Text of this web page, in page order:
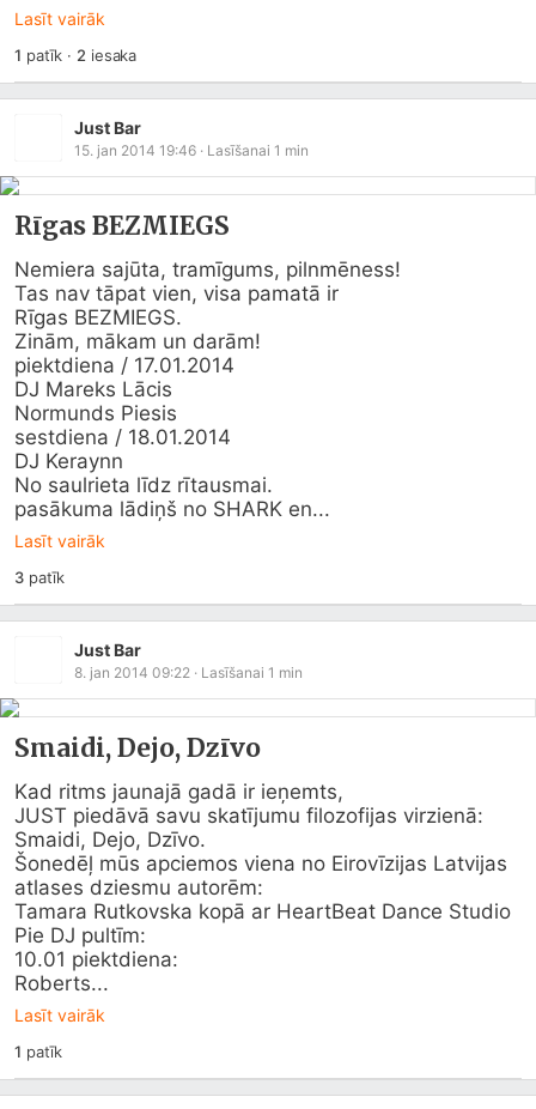
Lasīt vairāk
1 patīk · 2 iesaka
Just Bar
15. jan 2014 19:46 · Lasīšanai 1 min
Rīgas BEZMIEGS
Nemiera sajūta, tramīgums, pilnmēness!
Tas nav tāpat vien, visa pamatā ir
Rīgas BEZMIEGS.
Zinām, mākam un darām!
piektdiena / 17.01.2014
DJ Mareks Lācis
Normunds Piesis
sestdiena / 18.01.2014
DJ Keraynn
No saulrieta līdz rītausmai.
pasākuma lādiņš no SHARK en...
Lasīt vairāk
3patīk
Just Bar
8. jan 2014 09:22 · Lasīšanai 1 min
Smaidi, Dejo, Dzīvo
Kad ritms jaunajā gadā ir ieņemts,
JUST piedāvā savu skatījumu filozofijas virzienā:
Smaidi, Dejo, Dzīvo.
Šonedēļ mūs apciemos viena no Eirovīzijas Latvijas
atlases dziesmu autorēm:
Tamara Rutkovska kopā ar HeartBeat Dance Studio
Pie DJ pultīm:
10.01 piektdiena:
Roberts...
Lasīt vairāk
1 patīk